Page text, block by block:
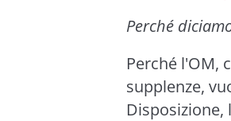
Perché
Perché l'OM,
supplenze,